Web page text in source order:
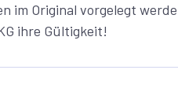
im Original vorgelegt
ihre Gültigkeit!